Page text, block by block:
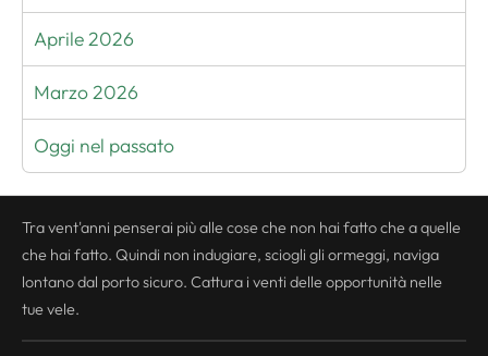
Aprile 2026
Marzo 2026
Oggi nel passato
Tra vent'anni penserai più alle cose che non hai fatto che a quelle
che hai fatto. Quindi non indugiare, sciogli gli ormeggi, naviga
lontano dal porto sicuro. Cattura i venti delle opportunità nelle
tue vele.